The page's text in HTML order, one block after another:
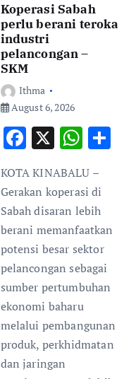
Koperasi Sabah
perlu berani teroka
industri
pelancongan –
SKM
Ithma
August 6, 2026
F
e
b
o
o
k
X W
at
s
A
p
p
S
KOTA KINABALU –
Gerakan koperasi di
Sabah disaran lebih
berani memanfaatkan
potensi besar sektor
pelancongan sebagai
sumber pertumbuhan
ekonomi baharu
melalui pembangunan
produk, perkhidmatan
dan jaringan